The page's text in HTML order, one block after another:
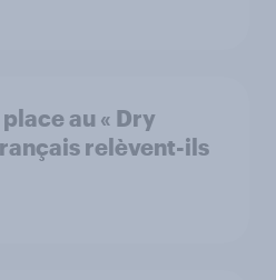
au « Dry
relèvent-ils